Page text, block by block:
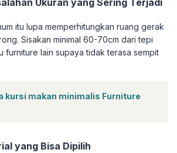
Ukuran yang Sering Terjadi
itu lupa memperhitungkan ruang gerak
Sisakan minimal 60-70cm dari tepi
furniture lain supaya tidak terasa sempit
kursi makan minimalis Furniture
yang Bisa Dipilih